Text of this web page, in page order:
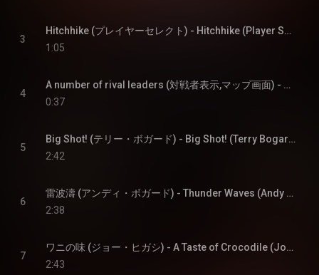
3
Hitchhike (プレイヤーセレクト) - Hitchhike (Player Select 1)
1:05
4
A number of rival leaders (対戦者表示,マップ画面) - A number of rival leaders (Opponent Display, Map Screen)
0:37
5
Big Shot! (テリー・ボガード) - Big Shot! (Terry Bogard)
2:42
6
雷波濤 (アンディ・ボガード) - Thunder Waves (Andy Bogard)
2:38
7
ワニの味 (ジョー・ヒガシ) - A Taste of Crocodile (Joe Higashii)
2:43